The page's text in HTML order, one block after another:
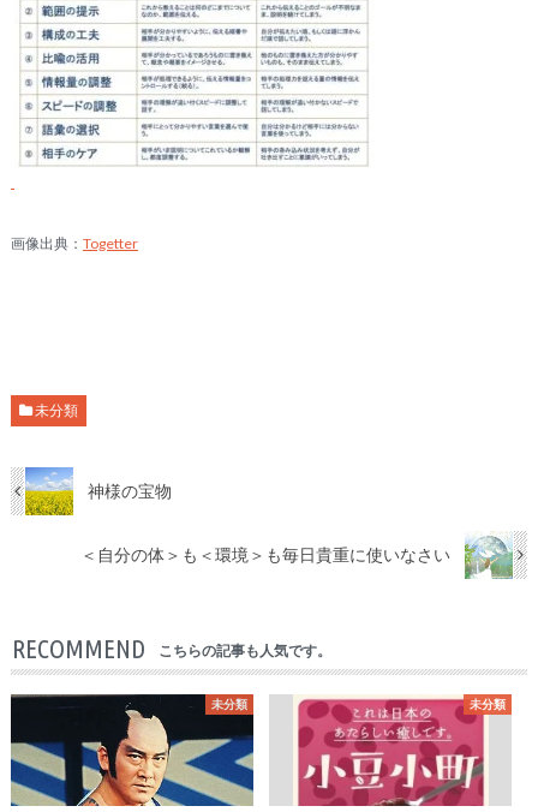
画像出典： Togetter
未分類
神様の宝物
＜自分の体＞も＜環境＞も毎日貴重に使いなさい
RECOMMEND こちらの記事も人気です。
未分類 未分類